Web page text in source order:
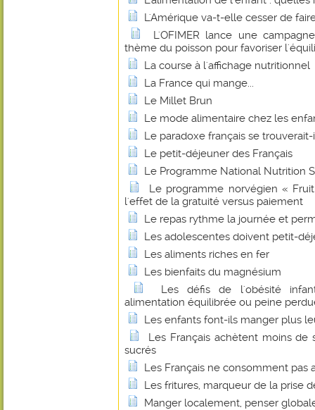
L'Amérique va-t-elle cesser de
L'OFIMER lance une
thème du poisson pour favoriser
La course à l'affichage nutritionnel
La France qui mange...
Le Millet Brun
Le mode alimentaire chez les
Le paradoxe français se
Le petit-déjeuner des Français
Le Programme National Nutrition
Le programme norvégien «
l'effet de la gratuité versus paiement
Le repas rythme la journée et
Les adolescentes doivent petit-
Les aliments riches en fer
Les bienfaits du magnésium
Les défis de l'obésité
alimentation équilibrée ou peine
Les enfants font-ils manger plus
Les Français achètent moins
sucrés
Les Français ne consomment pas
Les fritures, marqueur de la prise
Manger localement, penser